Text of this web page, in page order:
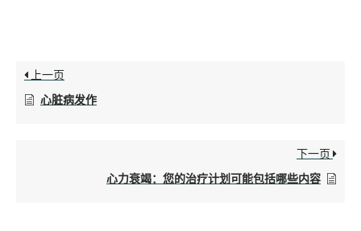
上一页
心脏病发作
下一页
心力衰竭：您的治疗计划可能包括哪些内容